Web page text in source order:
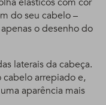
do seu cabelo –
o desenho do
laterais da cabeça.
arrepiado e,
aparência mais